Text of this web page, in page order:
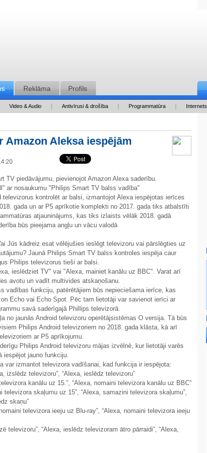
Reklāma Profils
Video & Audio Antivīrusi & drošība Programmatūra Internets
Amazon Aleksa iespējām
TV piedāvājumu, pievienojot Amazon Alexa saderību.
ar nosaukumu "Philips Smart TV balss vadība"
televizorus kontrolēt ar balsi, izmantojot Alexa iespējotas ierīces
gada un ar P5 aprīkotie komplekti no 2017. gada tiks atbalstīti
atjauninājums, kas tiks izlaists vēlāk 2018. gadā
būs pieejama angļu un vācu valodā
Jūs kādreiz esat vēlējušies ieslēgt televizoru vai pārslēgties uz
Jaunā Philips Smart TV balss kontroles iespēja caur
Philips televizorus tieši ar balsi.
ieslēdziet TV" vai "Alexa, mainiet kanālu uz BBC". Varat arī
avotu un vadīt multivides atskaņošanu.
vadības funkciju, patērētājiem būs nepieciešama ierīce, kas
Echo vai Echo Spot. Pēc tam lietotāji var savienot ierīci ar
savā saderīgajā Phillips televizorā.
no jaunās Android televizoru operētājsistēmas O versija. Tā būs
Philips Android televizoriem no 2018. gada klāsta, kā arī
ar P5 aprīkojumu.
Philips Android televizoru mājas izvēlnē, kur lietotāji varēs
iespējot jauno funkciju.
var izmantot televizora vadīšanai, kad funkcija ir iespējota:
izslēdz televizoru”, “Alexa, ieslēdz televizoru”
kanālu uz 15.”, “Alexa, nomaini televizora kanālu uz BBC”
televizora skaļumu uz 15”, “Alexa, samazini televizora skaļumu”,
skaņu”
televizora ieeju uz Blu-ray”, “Alexa, nomaini televizora ieeju
televizoru”, “Alexa, ieslēdz televizoram ātro pārraidi”, “Alexa,